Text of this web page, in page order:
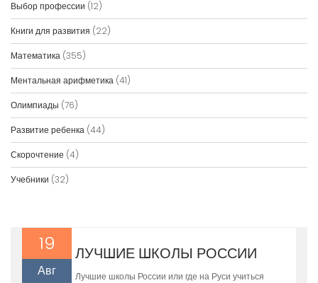
Выбор профессии (12)
Книги для развития (22)
Математика (355)
Ментальная арифметика (41)
Олимпиады (76)
Развитие ребенка (44)
Скорочтение (4)
Учебники (32)
19
Авг
ЛУЧШИЕ ШКОЛЫ РОССИИ
Лучшие школы России или где на Руси учиться